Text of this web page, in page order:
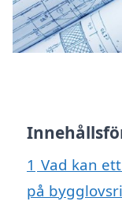
1 Vad kan
på